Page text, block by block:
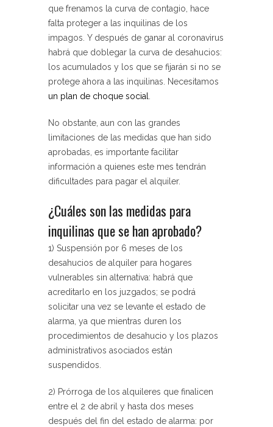
que frenamos la curva de contagio, hace
falta proteger a las inquilinas de los
impagos. Y después de ganar al coronavirus
habrá que doblegar la curva de desahucios:
los acumulados y los que se fijarán si no se
protege ahora a las inquilinas. Necesitamos
un plan de choque social.
No obstante, aun con las grandes
limitaciones de las medidas que han sido
aprobadas, es importante facilitar
información a quienes este mes tendrán
dificultades para pagar el alquiler.
¿Cuáles son las medidas para
inquilinas que se han aprobado?
1) Suspensión por 6 meses de los
desahucios de alquiler para hogares
vulnerables sin alternativa: habrá que
acreditarlo en los juzgados; se podrá
solicitar una vez se levante el estado de
alarma, ya que mientras duren los
procedimientos de desahucio y los plazos
administrativos asociados están
suspendidos.
2) Prórroga de los alquileres que finalicen
entre el 2 de abril y hasta dos meses
después del fin del estado de alarma: por